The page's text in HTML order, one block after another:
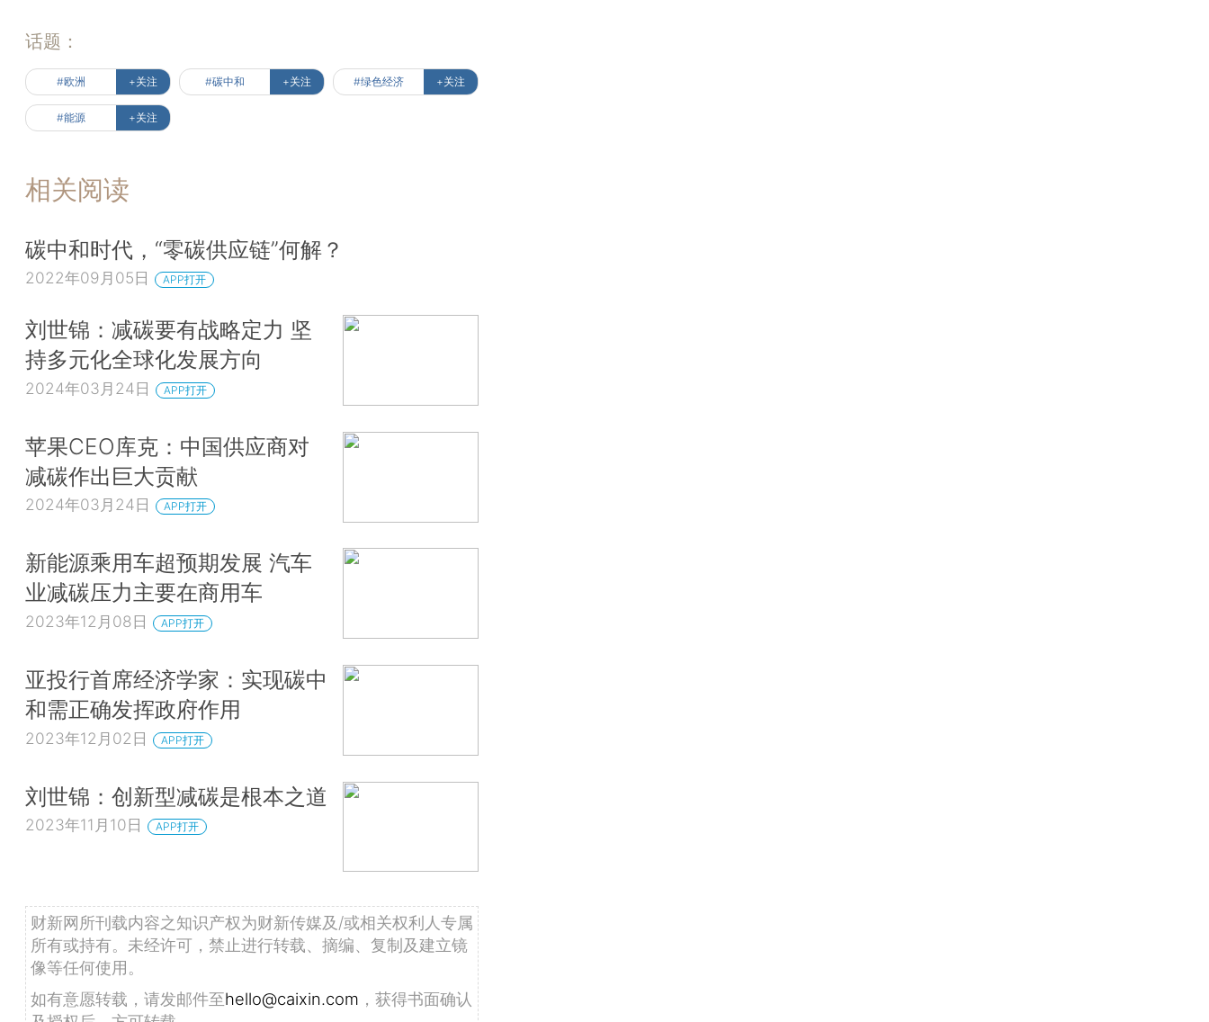
话题：
#欧洲 +关注 #碳中和 +关注 #绿色经济 +关注
#能源 +关注
相关阅读
碳中和时代，“零碳供应链”何解？
2022年09月05日 APP打开
刘世锦：减碳要有战略定力 坚
持多元化全球化发展方向
2024年03月24日 APP打开
苹果CEO库克：中国供应商对
减碳作出巨大贡献
2024年03月24日 APP打开
新能源乘用车超预期发展 汽车
业减碳压力主要在商用车
2023年12月08日 APP打开
亚投行首席经济学家：实现碳中
和需正确发挥政府作用
2023年12月02日 APP打开
刘世锦：创新型减碳是根本之道
2023年11月10日 APP打开
财新网所刊载内容之知识产权为财新传媒及/或相关权利人专属
所有或持有。未经许可，禁止进行转载、摘编、复制及建立镜
像等任何使用。
如有意愿转载，请发邮件至hello@caixin.com ，获得书面确认